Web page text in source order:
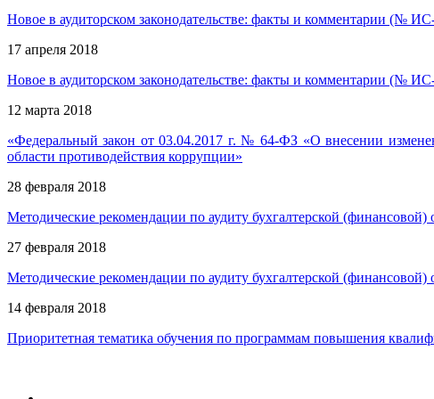
Новое в аудиторском законодательстве: факты и комментарии (№
17 апреля 2018
Новое в аудиторском законодательстве: факты и комментарии (№
12 марта 2018
«Федеральный закон от 03.04.2017 г. № 64-ФЗ «О внесении
области противодействия коррупции»
28 февраля 2018
Методические рекомендации по аудиту бухгалтерской (финансовой)
27 февраля 2018
Методические рекомендации по аудиту бухгалтерской (финансовой)
14 февраля 2018
Приоритетная тематика обучения по программам повышения